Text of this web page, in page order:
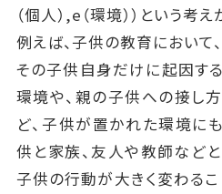
（個人）,e（環境））という考
例えば、子供の教育において
その子供自身だけに起因す
環境や、親の子供への接し
ど、子供が置かれた環境に
供と家族、友人や教師など
子供の行動が大きく変わる